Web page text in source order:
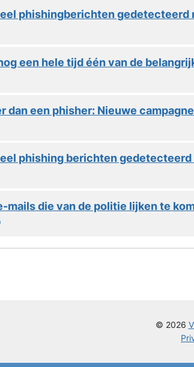
phishingberichten gedetecteerd
een hele tijd één van de
dan een phisher: Nieuwe
phishing berichten
mails die van de politie lijken te
© 2026